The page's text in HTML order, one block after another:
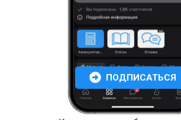
ПОДПИСАТЬСЯ